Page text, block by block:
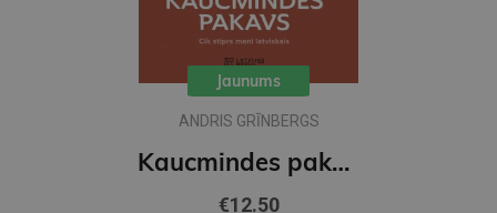
Jaunums
ANDRIS GRĪNBERGS
Kaucmindes pakavs
€12.50